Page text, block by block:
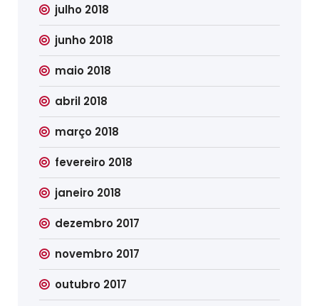
julho 2018
junho 2018
maio 2018
abril 2018
março 2018
fevereiro 2018
janeiro 2018
dezembro 2017
novembro 2017
outubro 2017